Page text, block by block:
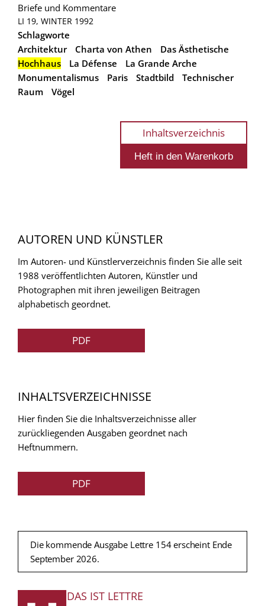
Briefe und Kommentare
LI 19, WINTER 1992
Schlagworte
Architektur
Charta von Athen
Das Ästhetische
Hochhaus
La Défense
La Grande Arche
Monumentalismus
Paris Stadtbild
Technischer
Raum
Vögel
Inhaltsverzeichnis
AUTOREN UND KÜNSTLER
Im Autoren- und Künstlerverzeichnis finden Sie alle seit
1988 veröffentlichten Autoren, Künstler und
Photographen mit ihren jeweiligen Beitragen
alphabetisch geordnet.
PDF
INHALTSVERZEICHNISSE
Hier finden Sie die Inhaltsverzeichnisse aller
zurückliegenden Ausgaben geordnet nach
Heftnummern.
PDF
Die kommende Ausgabe Lettre 154 erscheint Ende
September 2026.
FUSSZEILE
DAS IST LETTRE